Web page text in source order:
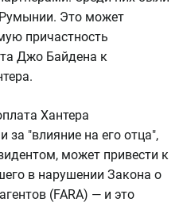
Это может
причастность
Джо Байдена к
Хантера
"влияние на его отца",
может привести к
в нарушении Закона о
(FARA) — и это